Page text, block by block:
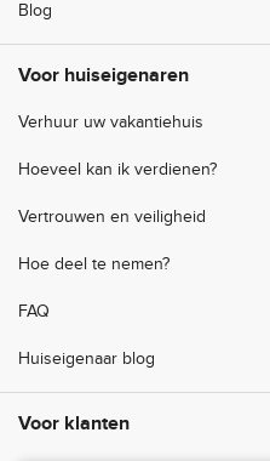
Blog
Voor huiseigenaren
Verhuur uw vakantiehuis
Hoeveel kan ik verdienen?
Vertrouwen en veiligheid
Hoe deel te nemen?
FAQ
Huiseigenaar blog
Voor klanten